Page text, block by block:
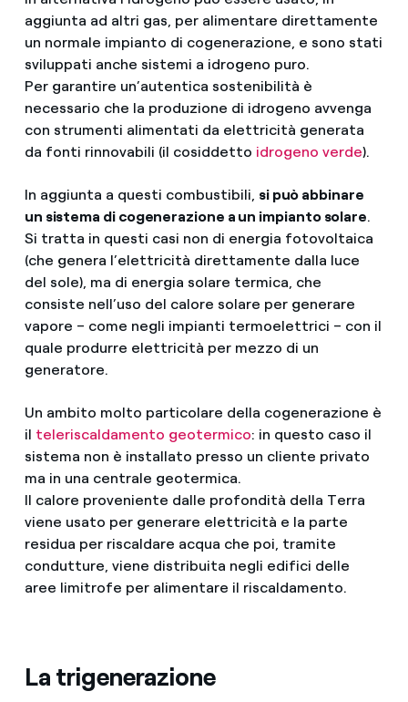
aggiunta ad altri gas, per alimentare direttamente
un normale impianto di cogenerazione, e sono stati
sviluppati anche sistemi a idrogeno puro.
Per garantire un’autentica sostenibilità è
necessario che la produzione di idrogeno avvenga
con strumenti alimentati da elettricità generata
da fonti rinnovabili (il cosiddetto idrogeno verde).
In aggiunta a questi combustibili, si può abbinare
un sistema di cogenerazione a un impianto solare.
Si tratta in questi casi non di energia fotovoltaica
(che genera l’elettricità direttamente dalla luce
del sole), ma di energia solare termica, che
consiste nell’uso del calore solare per generare
vapore – come negli impianti termoelettrici – con il
quale produrre elettricità per mezzo di un
generatore.
Un ambito molto particolare della cogenerazione è
il teleriscaldamento geotermico: in questo caso il
sistema non è installato presso un cliente privato
ma in una centrale geotermica.
Il calore proveniente dalle profondità della Terra
viene usato per generare elettricità e la parte
residua per riscaldare acqua che poi, tramite
condutture, viene distribuita negli edifici delle
aree limitrofe per alimentare il riscaldamento.
La trigenerazione